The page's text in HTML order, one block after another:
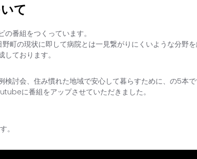
て
番組をつくっています。
町の現状に即して病院とは一見繋がりにくいような分野を
ております。
討会、住み慣れた地域で安心して暮らすために、の5本で
に番組をアップさせていただきました。
。